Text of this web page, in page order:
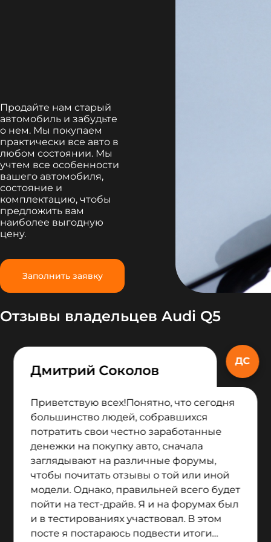
Продайте нам старый
автомобиль и забудьте
о нем. Мы покупаем
практически все авто в
любом состоянии. Мы
учтем все особенности
вашего автомобиля,
состояние и
комплектацию, чтобы
предложить вам
наиболее выгодную
цену.
Заполнить заявку
Отзывы владельцев Audi Q5
Дмитрий Соколов
Приветствую всех!Понятно, что сегодня
большинство людей, собравшихся
потратить свои честно заработанные
денежки на покупку авто, сначала
заглядывают на различные форумы,
чтобы почитать отзывы о той или иной
модели. Однако, правильней всего будет
пойти на тест-драйв. Я и на форумах был
и в тестированиях участвовал. В этом
посте я постараюсь подвести итоги